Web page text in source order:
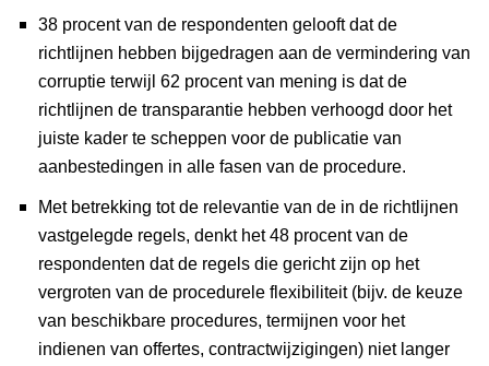
38 procent van de respondenten gelooft dat de
richtlijnen hebben bijgedragen aan de vermindering van
corruptie terwijl 62 procent van mening is dat de
richtlijnen de transparantie hebben verhoogd door het
juiste kader te scheppen voor de publicatie van
aanbestedingen in alle fasen van de procedure.
Met betrekking tot de relevantie van de in de richtlijnen
vastgelegde regels, denkt het 48 procent van de
respondenten dat de regels die gericht zijn op het
vergroten van de procedurele flexibiliteit (bijv. de keuze
van beschikbare procedures, termijnen voor het
indienen van offertes, contractwijzigingen) niet langer